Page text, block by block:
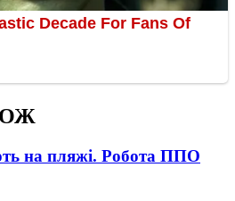
на пляжі. Робота ППО